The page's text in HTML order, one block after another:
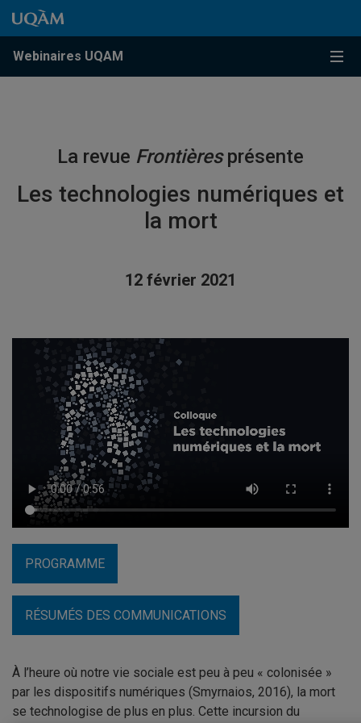
Accéder au contenu
Accéder au menu principal
Accéder à la recherche
Accéder au contenu
Accéder au menu principal
Webinaires UQAM
La revue Frontièresprésente
Les technologies numériques et
la mort
12 février 2021
PROGRAMME
RÉSUMÉS DES COMMUNICATIONS
À l’heure où notre vie sociale est peu à peu « colonisée »
par les dispositifs numériques (Smyrnaios, 2016), la mort
se technologise de plus en plus. Cette incursion du